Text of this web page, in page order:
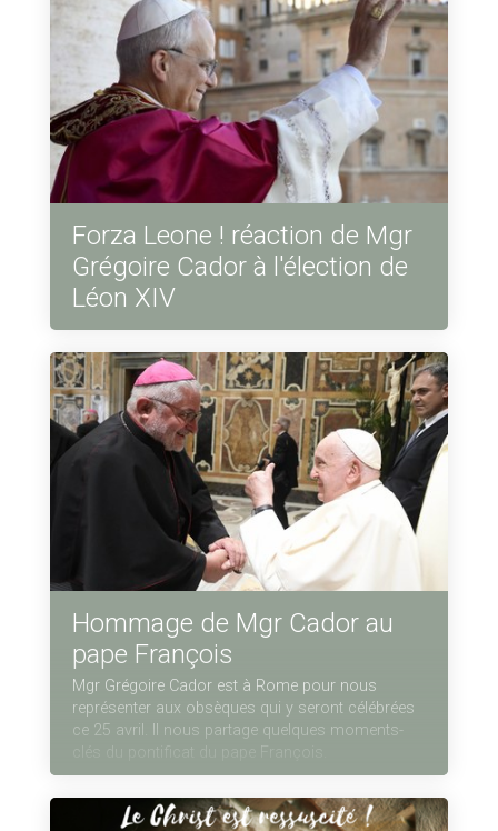
Forza Leone ! réaction de Mgr
Grégoire Cador à l'élection de
Léon XIV
Hommage de Mgr Cador au
pape François
Mgr Grégoire Cador est à Rome pour nous
représenter aux obsèques qui y seront célébrées
ce 25 avril. Il nous partage quelques moments-